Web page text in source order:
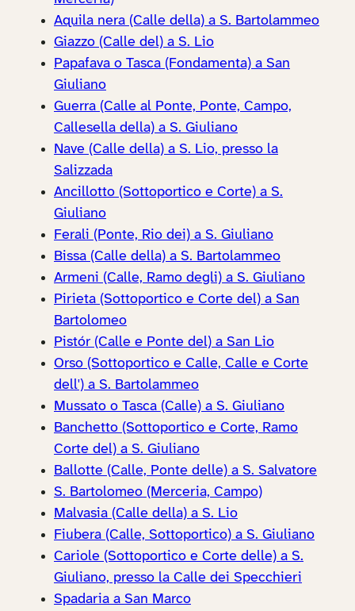
Aquila nera (Calle della) a S. Bartolammeo
Giazzo (Calle del) a S. Lio
Papafava o Tasca (Fondamenta) a San
Giuliano
Guerra (Calle al Ponte, Ponte, Campo,
Callesella della) a S. Giuliano
Nave (Calle della) a S. Lio, presso la
Salizzada
Ancillotto (Sottoportico e Corte) a S.
Giuliano
Ferali (Ponte, Rio dei) a S. Giuliano
Bissa (Calle della) a S. Bartolammeo
Armeni (Calle, Ramo degli) a S. Giuliano
Pirieta (Sottoportico e Corte del) a San
Bartolomeo
Pistór (Calle e Ponte del) a San Lio
Orso (Sottoportico e Calle, Calle e Corte
dell') a S. Bartolammeo
Mussato o Tasca (Calle) a S. Giuliano
Banchetto (Sottoportico e Corte, Ramo
Corte del) a S. Giuliano
Ballotte (Calle, Ponte delle) a S. Salvatore
S. Bartolomeo (Merceria, Campo)
Malvasia (Calle della) a S. Lio
Fiubera (Calle, Sottoportico) a S. Giuliano
Cariole (Sottoportico e Corte delle) a S.
Giuliano, presso la Calle dei Specchieri
Spadaria a San Marco